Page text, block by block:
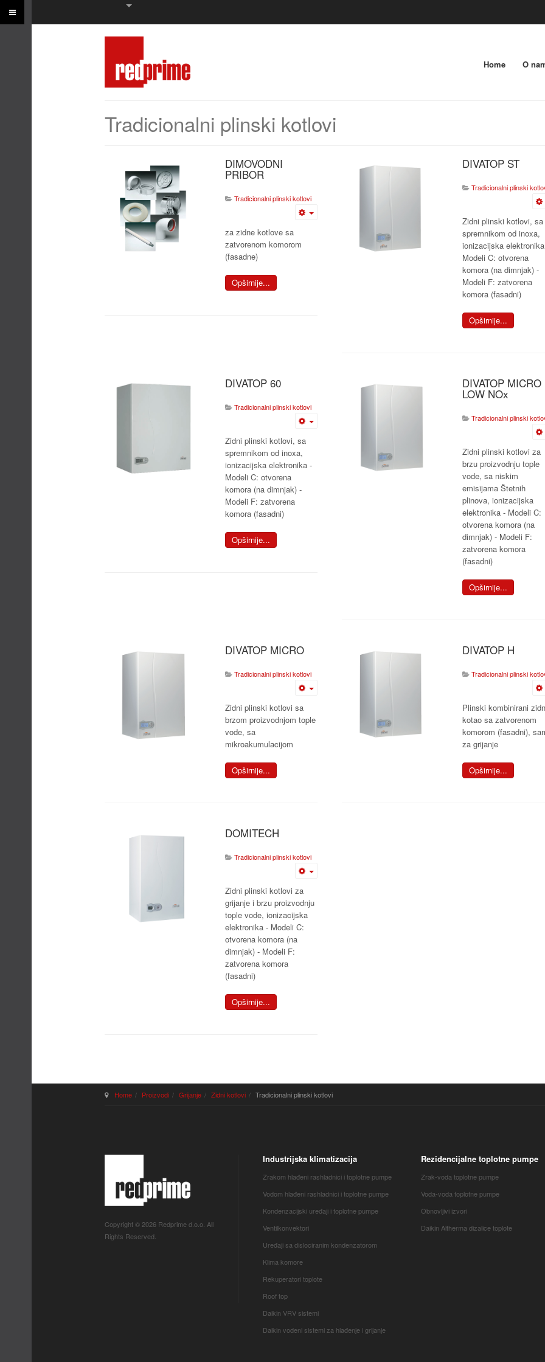
Home O
Tradicionalni plinski kotlovi
DIMOVODNI
PRIBOR
Tradicionalni plinski kotlovi
za zidne kotlove sa
zatvorenom komorom
(fasadne)
Opširnije...
DIVATOP ST
Tradicionalni plinski
Zidni plinski kotlovi, sa
spremnikom od inoxa,
ionizacijska
Modeli C: otvorena
komora (na dimnjak) -
Modeli F: zatvorena
komora (fasadni)
Opširnije...
DIVATOP 60
Tradicionalni plinski kotlovi
Zidni plinski kotlovi, sa
spremnikom od inoxa,
ionizacijska elektronika -
Modeli C: otvorena
komora (na dimnjak) -
Modeli F: zatvorena
komora (fasadni)
Opširnije...
DIVATOP MICRO
LOW NOx
Tradicionalni plinski
Zidni plinski kotlovi za
brzu proizvodnju tople
vode, sa niskim
emisijama Štetnih
plinova, ionizacijska
elektronika - Modeli C:
otvorena komora (na
dimnjak) - Modeli F:
zatvorena komora
(fasadni)
Opširnije...
DIVATOP MICRO
Tradicionalni plinski kotlovi
Zidni plinski kotlovi sa
brzom proizvodnjom tople
vode, sa
mikroakumulacijom
Opširnije...
DIVATOP H
Tradicionalni plinski
Plinski kombinirani
kotao sa zatvorenom
komorom (fasadni),
za grijanje
Opširnije...
DOMITECH
Tradicionalni plinski kotlovi
Zidni plinski kotlovi za
grijanje i brzu proizvodnju
tople vode, ionizacijska
elektronika - Modeli C:
otvorena komora (na
dimnjak) - Modeli F:
zatvorena komora
(fasadni)
Opširnije...
Home Proizvodi Grijanje Zidni kotlovi Tradicionalni plinski kotlovi
Copyright © 2026 Redprime d.o.o. All
Rights Reserved.
Industrijska klimatizacija
Zrakom hlađeni rashladnici i toplotne pumpe
Vodom hlađeni rashladnici i toplotne pumpe
Kondenzacijski uređaji i toplotne pumpe
Ventilkonvektori
Uređaji sa dislociranim kondenzatorom
Klima komore
Rekuperatori toplote
Roof top
Daikin VRV sistemi
Daikin vodeni sistemi za hlađenje i grijanje
Rezidencijalne toplotne pumpe
Zrak-voda toplotne pumpe
Voda-voda toplotne pumpe
Obnovljivi izvori
Daikin Altherma dizalice toplote